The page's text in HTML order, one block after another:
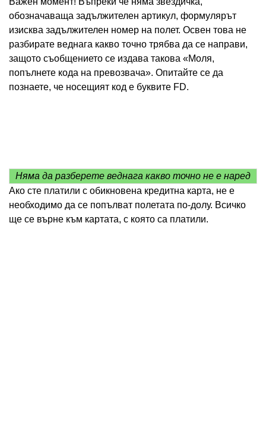
обозначаваща задължителен артикул, формулярът
изисква задължителен номер на полет. Освен това не
разбирате веднага какво точно трябва да се направи,
защото съобщението се издава такова «Моля,
попълнете кода на превозвача». Опитайте се да
познаете, че носещият код е буквите FD.
Няма да разберете веднага какво точно не е наред
Ако сте платили с обикновена кредитна карта, не е
необходимо да се попълват полетата по-долу. Всичко
ще се върне към картата, с която са платили.